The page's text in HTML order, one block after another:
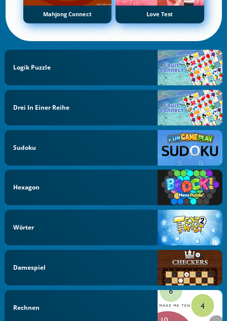
Mahjong Connect Love Test
Logik Puzzle
Drei In Einer Reihe
Sudoku
Hexagon
Wörter
Damespiel
Rechnen